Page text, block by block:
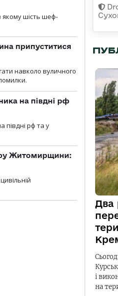
якому шість шеф-
припуститися
навколо вуличного
на півдні рф
півдні рф та у
Житомирщини:
Два
і
на